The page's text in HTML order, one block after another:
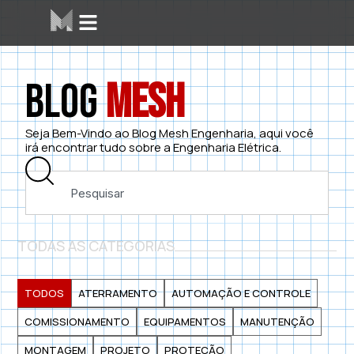
BlogMesh
Seja Bem-Vindo ao Blog Mesh Engenharia, aqui você
irá encontrar tudo sobre a Engenharia Elétrica.
TODAS AS CATEGORIAS
ATERRAMENTO
AUTOMAÇÃO E CONTROLE
COMISSIONAMENTO
EQUIPAMENTOS
MANUTENÇÃO
MONTAGEM
PROJETO PROTEÇÃO
TODOS